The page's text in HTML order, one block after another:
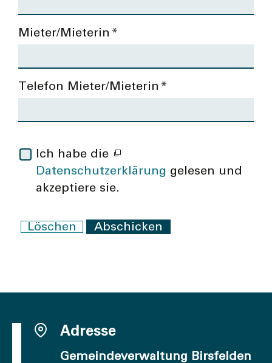
Mieter/Mieterin *
Telefon Mieter/Mieterin *
Ich habe die
Datenschutzerklärung gelesen und
akzeptiere sie.
Löschen Abschicken
Adresse
Gemeindeverwaltung Birsfelden